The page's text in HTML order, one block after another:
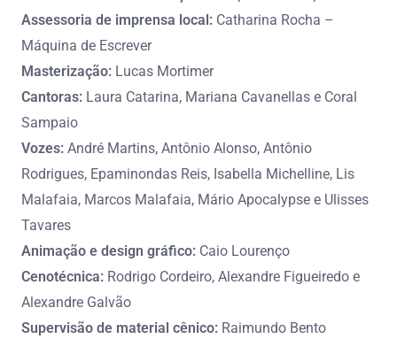
Assessoria de imprensa local: Catharina Rocha –
Máquina de Escrever
Masterização: Lucas Mortimer
Cantoras: Laura Catarina, Mariana Cavanellas e Coral
Sampaio
Vozes: André Martins, Antônio Alonso, Antônio
Rodrigues, Epaminondas Reis, Isabella Michelline, Lis
Malafaia, Marcos Malafaia, Mário Apocalypse e Ulisses
Tavares
Animação e design gráfico: Caio Lourenço
Cenotécnica: Rodrigo Cordeiro, Alexandre Figueiredo e
Alexandre Galvão
Supervisão de material cênico: Raimundo Bento